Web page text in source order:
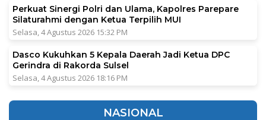
Perkuat Sinergi Polri dan Ulama, Kapolres Parepare
Silaturahmi dengan Ketua Terpilih MUI
Selasa, 4 Agustus 2026 15:32 PM
Dasco Kukuhkan 5 Kepala Daerah Jadi Ketua DPC
Gerindra di Rakorda Sulsel
Selasa, 4 Agustus 2026 18:16 PM
NASIONAL